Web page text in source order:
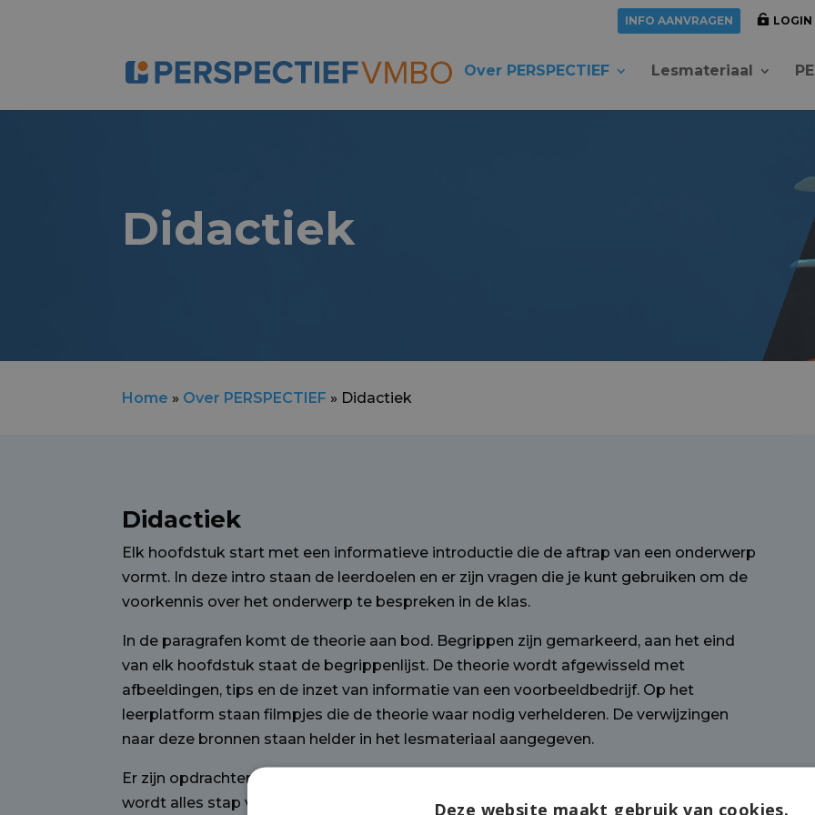
INFO AANVRAGEN LOGIN
Over PERSPECTIEF Lesmateriaal
Didactiek
Home » Over PERSPECTIEF » Didactiek
Didactiek
Elk hoofdstuk start met een informatieve introductie die de aftrap van een onderwerp
vormt. In deze intro staan de leerdoelen en er zijn vragen die je kunt gebruiken om de
voorkennis over het onderwerp te bespreken in de klas.
In de paragrafen komt de theorie aan bod. Begrippen zijn gemarkeerd, aan het eind
van elk hoofdstuk staat de begrippenlijst. De theorie wordt afgewisseld met
afbeeldingen, tips en de inzet van informatie van een voorbeeldbedrijf. Op het
leerplatform staan filmpjes die de theorie waar nodig verhelderen. De verwijzingen
naar deze bronnen staan helder in het lesmateriaal aangegeven.
Er zijn opdrachten per paragraaf. De opdrachten kennen een opbouw. In niveau 1
wordt alles stap voor stap uitgelegd en verwerkt. In niveau 2 moet de leerling
Deze website maakt gebruik van cookies.